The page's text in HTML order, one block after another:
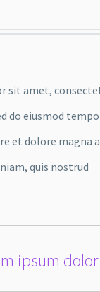
sit amet,
do eiusmod
et dolore magna
quis nostrud
ipsum